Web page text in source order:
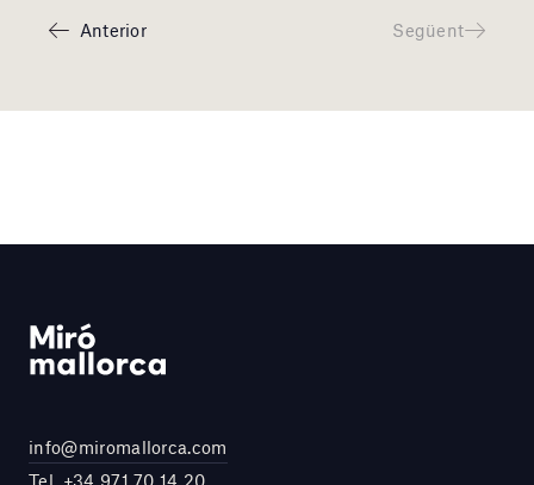
Anterior Següent
info@miromallorca.com